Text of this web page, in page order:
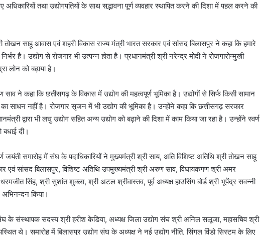
तथा उद्योगपतियों के साथ सद्भावना पूर्ण व्यवहार स्थापित करने की दिशा में पहल करने की
साहू आवास एवं शहरी विकास राज्य मंत्री भारत सरकार एवं सांसद बिलासपुर ने कहा कि हमारे
है। उद्योग से रोजगार भी उत्पन्न होता है। प्रधानमंत्री श्री नरेन्द्र मोदी ने रोजगारोन्मुखी
लोन को बढ़ाया है।
ने कहा कि छतीसगढ़ के विकास में उद्योग की महत्वपूर्ण भूमिका है। उद्योगों से सिर्फ किसी सामान
का साधन नहीं है। रोजगार सृजन में भी उद्योग की भूमिका है। उन्होंने कहा कि छत्तीसगढ़ सरकार
द्वारा भी लघु उद्योग सहित अन्य उद्योग को बढ़ाने की दिशा में काम किया जा रहा है। उन्होंने स्वर्ण
दी।
समारोह में संघ के पदाधिकारियों ने मुख्यमंत्री श्री साय, अति विशिष्ट अतिथि श्री तोखन साहू
एवं सांसद बिलासपुर, विशिष्ट अतिथि उपमुख्यमंत्री श्री अरुण साव, विधायकगण श्री अमर
सिंह, श्री सुशांत शुक्ला, श्री अटल श्रीवास्तव, पूर्व अध्यक्ष हाउसिंग बोर्ड श्री भूपेंद्र सवन्नी
किया।
संस्थापक सदस्य श्री हरीश केडिया, अध्यक्ष जिला उद्योग संघ श्री अनिल सलूजा, महासचिव श्री
थे। समारोह में बिलासपुर उद्योग संघ के अध्यक्ष ने नई उद्योग नीति, सिंगल विंडो सिस्टम के लिए